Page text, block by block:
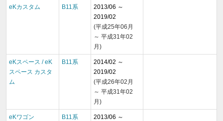
eKカスタム B11系
2013/06 ～
2019/02
(平成25年06月
～ 平成31年02
月)
eKスペース / eK
スペース カスタ
ム
B11系
2014/02 ～
2019/02
(平成26年02月
～ 平成31年02
月)
eKワゴン B11系
2013/06 ～